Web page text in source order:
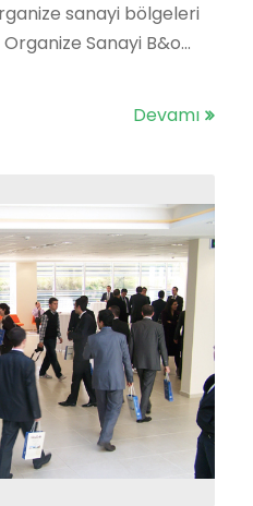
sanayi bölgeleri
Sanayi B&o...
Devamı